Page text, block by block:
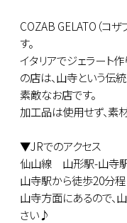
COZAB GELATO（コザ
す。
イタリアでジェラート
の店は、山寺という伝
素敵なお店です。
加工品は使用せず、素
▼JRでのアクセス
仙山線 山形駅-山寺駅
山寺駅から徒歩20分程
山寺方面にあるので、
さい♪